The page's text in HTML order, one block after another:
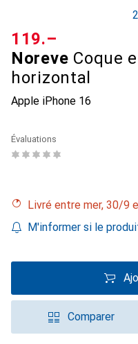
Noreve Coque
horizontal
Apple iPhone 16
CHF
119.–
Évaluations
Livré entre mer, 30/9
M'informer si le
Comparer